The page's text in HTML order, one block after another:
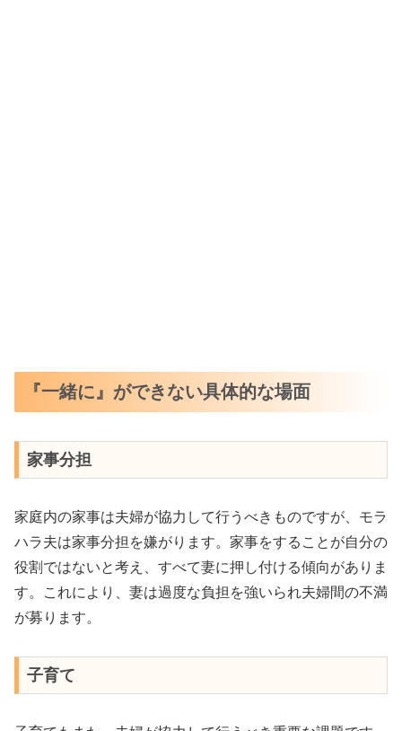
『一緒に』ができない具体的な場面
家事分担
家庭内の家事は夫婦が協力して行うべきものですが、モラ
ハラ夫は家事分担を嫌がります。家事をすることが自分の
役割ではないと考え、すべて妻に押し付ける傾向がありま
す。これにより、妻は過度な負担を強いられ夫婦間の不満
が募ります。
子育て